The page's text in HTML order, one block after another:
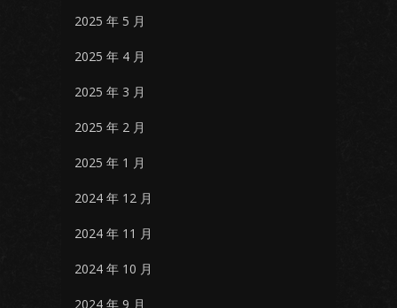
2025 年 5 月
2025 年 4 月
2025 年 3 月
2025 年 2 月
2025 年 1 月
2024 年 12 月
2024 年 11 月
2024 年 10 月
2024 年 9 月